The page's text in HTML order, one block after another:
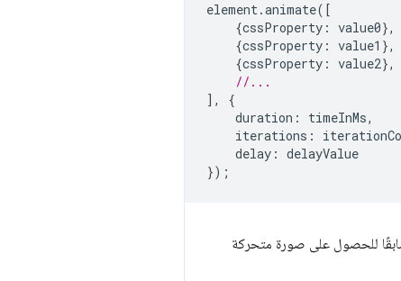
element.animate([
{cssProperty : value0},
{cssProperty : value1 },
{cssProperty : value2},
//...
],
{
duration : timeInMs,
iterations :
delay : delayValue
});
سابقًا للحصول على صورة متحركة